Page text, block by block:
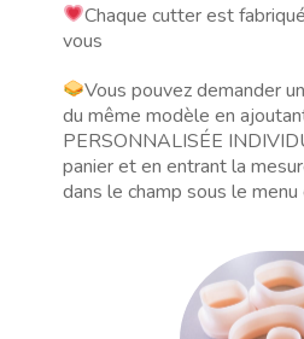
Chaque cutter est
vous
Vous pouvez demander
du même modèle en
PERSONNALISÉE
panier et en entrant la
dans le champ sous le menu